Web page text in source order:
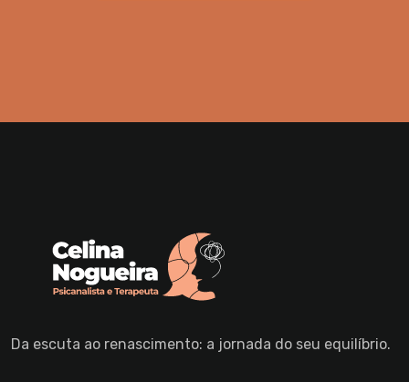
Da escuta ao renascimento: a jornada do seu equilíbrio.